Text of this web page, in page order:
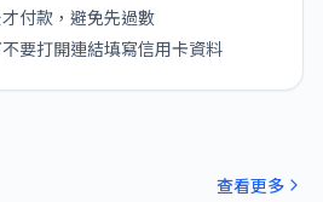
付款，避免先過數
要打開連結填寫信用卡資料
查看更多